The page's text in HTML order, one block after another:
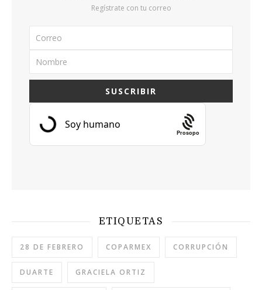
Regístrate con tu correo
Prosopo
ETIQUETAS
28 DE FEBRERO COPARMEX CORRUPCIÓN
DUARTE GRACIELA ORTIZ